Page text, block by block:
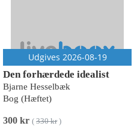
Udgives 2026-08-19
Den forhærdede idealist
Bjarne Hesselbæk
Bog (Hæftet)
300 kr ( 330 kr)